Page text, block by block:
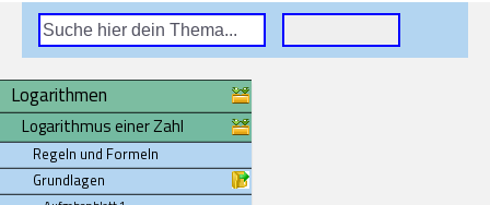
Logarithmen
Logarithmus einer Zahl
Regeln und Formeln
Grundlagen